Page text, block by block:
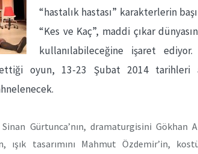
“hastalık hastası” karakterlerin
“Kes ve Kaç”, maddi çıkar
kullanılabileceğine işaret
oyun, 13-23 Şubat 2014 tarihleri
Gürtunca’nın, dramaturgisini Gökhan
ışık tasarımını Mahmut Özdemir’in,